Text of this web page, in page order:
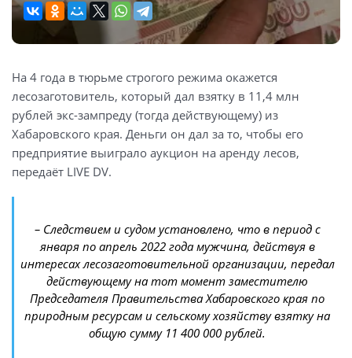
На 4 года в тюрьме строгого режима окажется
лесозаготовитель, который дал взятку в 11,4 млн
рублей экс-зампреду (тогда действующему) из
Хабаровского края. Деньги он дал за то, чтобы его
предприятие выиграло аукцион на аренду лесов,
передаёт LIVE DV.
– Следствием и судом установлено, что в период с
января по апрель 2022 года мужчина, действуя в
интересах лесозаготовительной организации, передал
действующему на тот момент заместителю
Председателя Правительства Хабаровского края по
природным ресурсам и сельскому хозяйству взятку на
общую сумму 11 400 000 рублей.